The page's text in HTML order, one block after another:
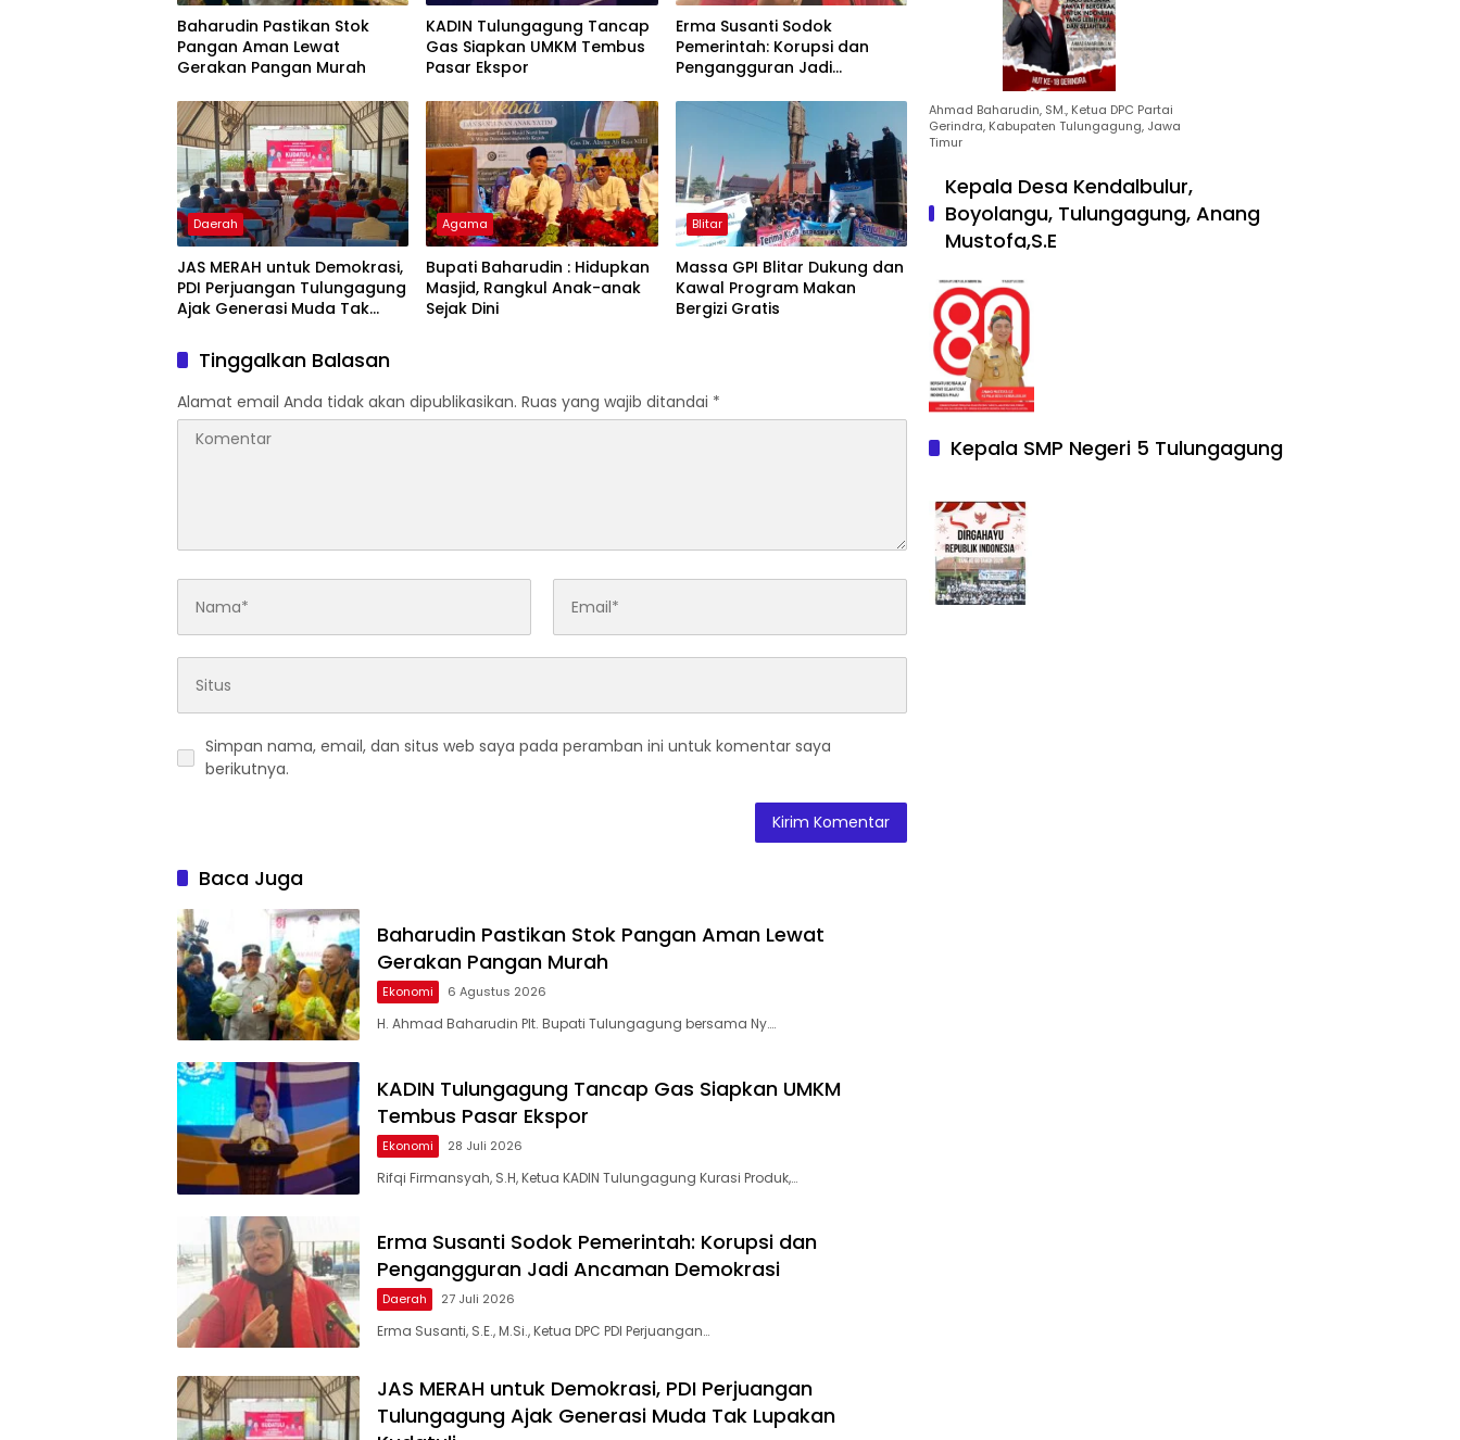
Baharudin Pastikan Stok
Pangan Aman Lewat
Gerakan Pangan Murah
KADIN Tulungagung Tancap
Gas Siapkan UMKM Tembus
Pasar Ekspor
Erma Susanti Sodok
Pemerintah: Korupsi dan
Pengangguran Jadi
Daerah
JAS MERAH untuk Demokrasi,
PDI Perjuangan Tulungagung
Ajak Generasi Muda Tak
Agama
Bupati Baharudin : Hidupkan
Masjid, Rangkul Anak-anak
Sejak Dini
Blitar
Massa GPI Blitar Dukung dan
Kawal Program Makan
Bergizi Gratis
Tinggalkan Balasan
Alamat email Anda tidak akan dipublikasikan. Ruas yang wajib ditandai *
Simpan nama, email, dan situs web saya pada peramban ini untuk komentar saya
berikutnya.
Baca Juga
Baharudin Pastikan Stok Pangan Aman Lewat
Gerakan Pangan Murah
Ekonomi 6 Agustus 2026
H. Ahmad Baharudin Plt. Bupati Tulungagung bersama Ny….
KADIN Tulungagung Tancap Gas Siapkan UMKM
Tembus Pasar Ekspor
Ekonomi 28 Juli 2026
Rifqi Firmansyah, S.H, Ketua KADIN Tulungagung Kurasi Produk,…
Erma Susanti Sodok Pemerintah: Korupsi dan
Pengangguran Jadi Ancaman Demokrasi
Daerah 27 Juli 2026
Erma Susanti, S.E., M.Si., Ketua DPC PDI Perjuangan…
JAS MERAH untuk Demokrasi, PDI Perjuangan
Tulungagung Ajak Generasi Muda Tak Lupakan
Ahmad Baharudin, SM., Ketua DPC Partai
Gerindra, Kabupaten Tulungagung, Jawa
Timur
Kepala Desa Kendalbulur,
Boyolangu, Tulungagung, Anang
Mustofa,S.E
Kepala SMP Negeri 5 Tulungagung